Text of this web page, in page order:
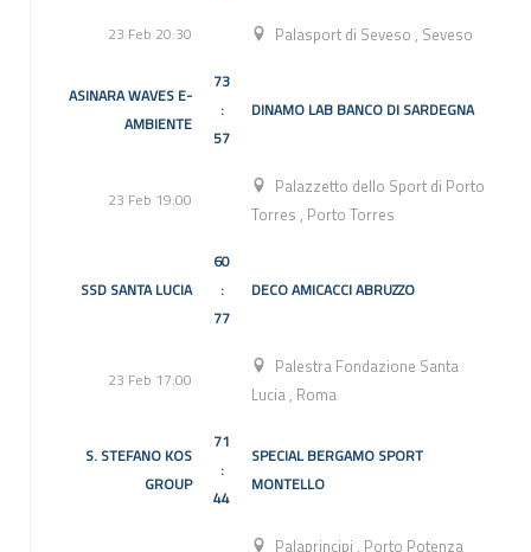
23 Feb 20:30 Palasport di Seveso, Seveso
ASINARA WAVES E-
AMBIENTE
73
:
57
DINAMO LAB BANCO DI SARDEGNA
23 Feb 19:00
Palazzetto dello Sport di Porto
Torres , Porto Torres
SSD SANTA LUCIA
60
:
77
DECO AMICACCI ABRUZZO
23 Feb 17:00
Palestra Fondazione Santa
Lucia, Roma
S. STEFANO KOS
GROUP
71
:
44
SPECIAL BERGAMO SPORT
MONTELLO
Palaprincipi , Porto Potenza